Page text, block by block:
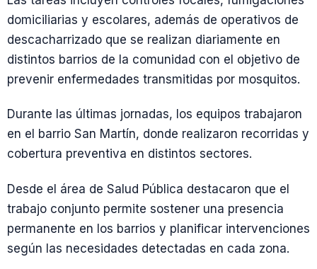
domiciliarias y escolares, además de operativos de
descacharrizado que se realizan diariamente en
distintos barrios de la comunidad con el objetivo de
prevenir enfermedades transmitidas por mosquitos.
Durante las últimas jornadas, los equipos trabajaron
en el barrio San Martín, donde realizaron recorridas y
cobertura preventiva en distintos sectores.
Desde el área de Salud Pública destacaron que el
trabajo conjunto permite sostener una presencia
permanente en los barrios y planificar intervenciones
según las necesidades detectadas en cada zona.